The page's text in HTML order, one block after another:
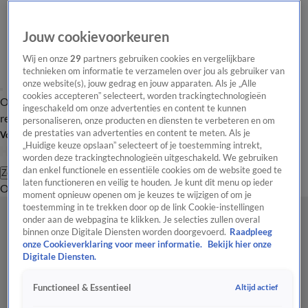
Overzicht Laatste nieuws Regionieuws Het beste van Hart
Tip de
redactie
Volg Hart van Nederland
Zoeken
OverzichtRegioUitzendingenWeerTip de redactiePanelVideo's
Jouw cookievoorkeuren
Wij en onze29 partners gebruiken cookies en vergelijkbare
technieken om informatie te verzamelen over jou als gebruiker van
onze website(s), jouw gedrag en jouw apparaten. Als je „Alle
cookies accepteren” selecteert, worden trackingtechnologieën
ingeschakeld om onze advertenties en content te kunnen
personaliseren, onze producten en diensten te verbeteren en om
de prestaties van advertenties en content te meten. Als je
„Huidige keuze opslaan” selecteert of je toestemming intrekt,
worden deze trackingtechnologieën uitgeschakeld. We gebruiken
dan enkel functionele en essentiële cookies om de website goed te
laten functioneren en veilig te houden. Je kunt dit menu op ieder
moment opnieuw openen om je keuzes te wijzigen of om je
toestemming in te trekken door op de link Cookie-instellingen
onder aan de webpagina te klikken. Je selecties zullen overal
binnen onze Digitale Diensten worden doorgevoerd. Raadpleeg
onze Cookieverklaring voor meer informatie.
Bekijk hier onze
Digitale Diensten.
Functioneel & Essentieel Altijd actief